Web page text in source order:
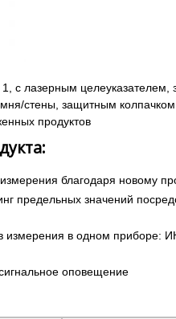
с лазерным
стены, защитным
продуктов
благодаря новому
предельных значений
измерения в одном приборе:
оповещение